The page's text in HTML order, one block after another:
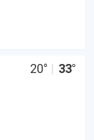
20° | 33°